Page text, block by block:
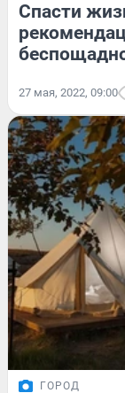
Спасти
27 мая, 2022, 09:00
ГОРОД